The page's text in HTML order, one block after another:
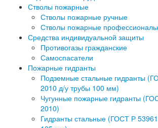
Стволы пожарные
Стволы пожарные ручные
Стволы пожарные
Средства индивидуальной защиты
Противогазы гражданские
Самоспасатели
Пожарные гидранты
Подземные стальные гидранты
2010 д/у трубы 100 мм)
Чугунные пожарные гидранты
2010)
Гидранты стальные (ГОСТ Р